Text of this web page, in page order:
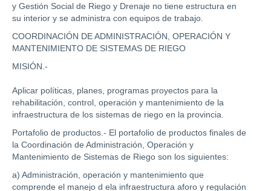
y Gestión Social de Riego y Drenaje no tiene estructura en
su interior y se administra con equipos de trabajo.
COORDINACIÓN DE ADMINISTRACIÓN, OPERACIÓN Y
MANTENIMIENTO DE SISTEMAS DE RIEGO
MISIÓN.-
Aplicar políticas, planes, programas proyectos para la
rehabilitación, control, operación y mantenimiento de la
infraestructura de los sistemas de riego en la provincia.
Portafolio de productos.- El portafolio de productos finales de
la Coordinación de Administración, Operación y
Mantenimiento de Sistemas de Riego son los siguientes:
a) Administración, operación y mantenimiento que
comprende el manejo d ela infraestructura aforo y regulación